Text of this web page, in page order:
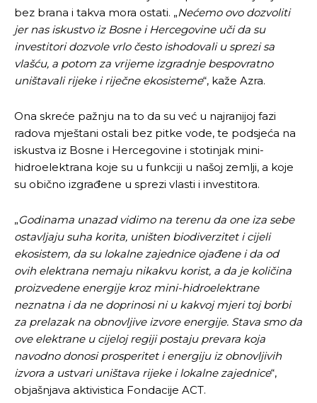
bez brana i takva mora ostati. „Nećemo ovo dozvoliti
jer nas iskustvo iz Bosne i Hercegovine uči da su
investitori dozvole vrlo često ishodovali u sprezi sa
vlašću, a potom za vrijeme izgradnje bespovratno
uništavali rijeke i riječne ekosisteme“, kaže Azra.
Ona skreće pažnju na to da su već u najranijoj fazi
radova mještani ostali bez pitke vode, te podsjeća na
iskustva iz Bosne i Hercegovine i stotinjak mini-
hidroelektrana koje su u funkciji u našoj zemlji, a koje
su obično izgrađene u sprezi vlasti i investitora.
„Godinama unazad vidimo na terenu da one iza sebe
ostavljaju suha korita, uništen biodiverzitet i cijeli
ekosistem, da su lokalne zajednice ojađene i da od
ovih elektrana nemaju nikakvu korist, a da je količina
proizvedene energije kroz mini-hidroelektrane
neznatna i da ne doprinosi ni u kakvoj mjeri toj borbi
za prelazak na obnovljive izvore energije. Stava smo da
ove elektrane u cijeloj regiji postaju prevara koja
navodno donosi prosperitet i energiju iz obnovljivih
izvora a ustvari uništava rijeke i lokalne zajednice“,
objašnjava aktivistica Fondacije ACT.